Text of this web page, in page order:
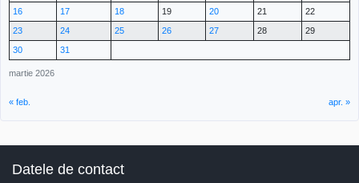
martie 2026
16
17 18 19 20 21
22
23
24 25 26 27 28
29
30
31
« feb. apr. »
Datele de contact